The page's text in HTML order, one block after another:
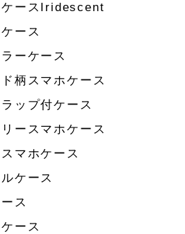
ケースIridescent
ース
ーケース
柄スマホケース
ップ付ケース
ースマホケース
マホケース
ケース
ス
ース